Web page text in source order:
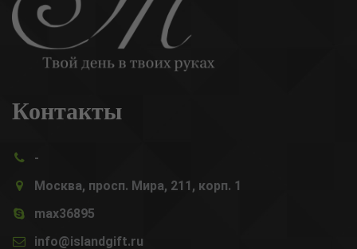
Контакты
-
Москва, просп. Мира, 211, корп. 1
max36895
info@islandgift.ru